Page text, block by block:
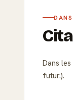
Dans
futur.).